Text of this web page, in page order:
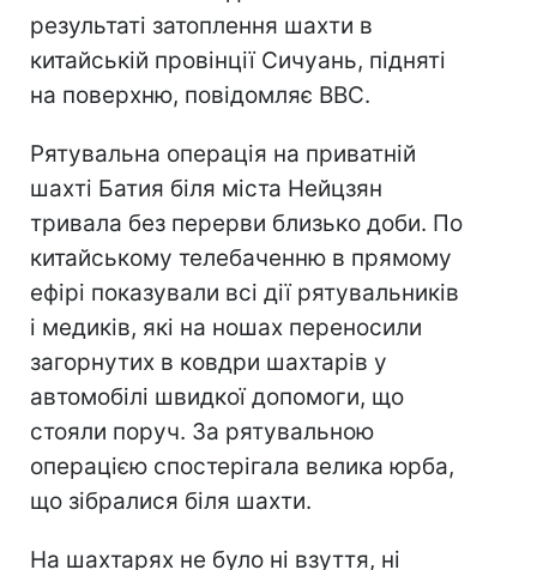
результаті затоплення шахти в
китайській провінції Сичуань, підняті
на поверхню, повідомляє BBC.
Рятувальна операція на приватній
шахті Батия біля міста Нейцзян
тривала без перерви близько доби. По
китайському телебаченню в прямому
ефірі показували всі дії рятувальників
і медиків, які на ношах переносили
загорнутих в ковдри шахтарів у
автомобілі швидкої допомоги, що
стояли поруч. За рятувальною
операцією спостерігала велика юрба,
що зібралися біля шахти.
На шахтарях не було ні взуття, ні